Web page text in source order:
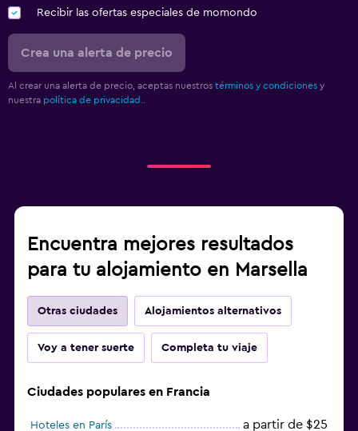
Recibir las ofertas especiales de momondo
Crea una alerta de precio
Al crear una alerta de precio, aceptas nuestros términos y condiciones y
nuestra política de privacidad.
Encuentra mejores resultados
para tu alojamiento en Marsella
Otras ciudades Alojamientos alternativos
Voy a tener suerte Completa tu viaje
Ciudades populares en Francia
Hoteles en París a partir de $25